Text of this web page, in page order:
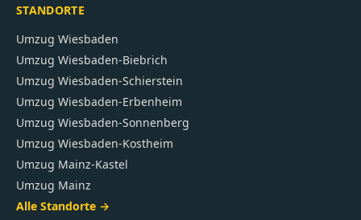
STANDORTE
Umzug Wiesbaden
Umzug Wiesbaden-Biebrich
Umzug Wiesbaden-Schierstein
Umzug Wiesbaden-Erbenheim
Umzug Wiesbaden-Sonnenberg
Umzug Wiesbaden-Kostheim
Umzug Mainz-Kastel
Umzug Mainz
Alle Standorte →